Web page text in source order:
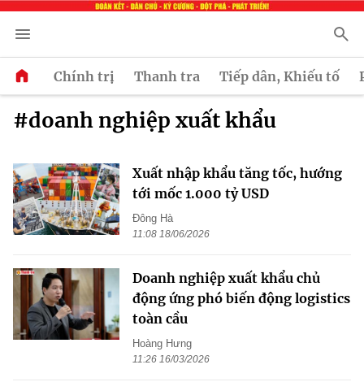
Chính trị Thanh tra Tiếp dân, Khiếu tố
#doanh nghiệp xuất khẩu
Xuất nhập khẩu tăng tốc, hướng
tới mốc 1.000 tỷ USD
Đông Hà
11:08 18/06/2026
Doanh nghiệp xuất khẩu chủ
động ứng phó biến động logistics
toàn cầu
Hoàng Hưng
11:26 16/03/2026